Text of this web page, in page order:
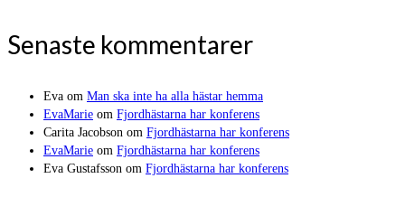
Senaste kommentarer
Eva om Man ska inte ha alla hästar hemma
EvaMarie om Fjordhästarna har konferens
Carita Jacobson om Fjordhästarna har konferens
EvaMarie om Fjordhästarna har konferens
Eva Gustafsson om Fjordhästarna har konferens